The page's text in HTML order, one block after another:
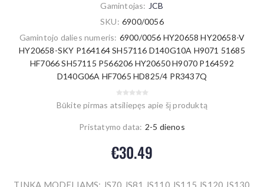
Gamintojas: JCB
SKU: 6900/0056
Gamintojo dalies numeris: 6900/0056 HY20658 HY20658-V
HY20658-SKY P164164 SH57116 D140G10A H9071 51685
HF7066 SH57115 P566206 HY20650 H9070 P164592
D140G06A HF7065 HD825/4 PR3437Q
Būkite pirmas atsiliepęs apie šį produktą
Pristatymo data: 2-5 dienos
€30.49
TINKA MODELIAMS: JS70 JS81 JS110 JS115 JS120 JS130